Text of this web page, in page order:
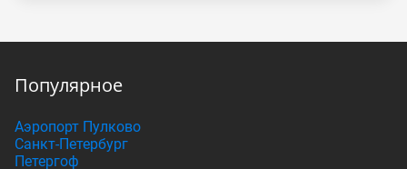
Популярное
Аэропорт Пулково
Санкт-Петербург
Петергоф